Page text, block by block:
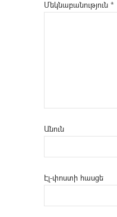
Մեկնաբանություն *
Անուն
Էլ-փոստի հասցե